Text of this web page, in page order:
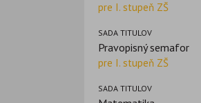
pre I. stupeň ZŠ
SADA TITULOV
Pravopisný semafor
pre I. stupeň ZŠ
SADA TITULOV